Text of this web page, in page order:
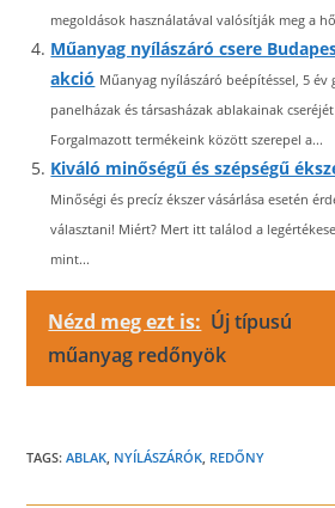
megoldások használatával valósítják meg a
Műanyag nyílászáró csere
akció Műanyag nyílászáró beépítéssel, 5 év
panelházak és társasházak ablakainak
Forgalmazott termékeink között szerepel a...
Kiváló minőségű és szépségű
Minőségi és precíz ékszer vásárlása esetén
választani! Miért? Mert itt találod a
mint...
Nézd meg ezt is: Új típusú
műanyag redőnyök
TAGS:ABLAK, NYÍLÁSZÁRÓK, REDŐNY